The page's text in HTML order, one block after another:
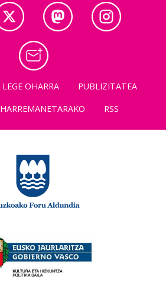
LEGE OHARRA
PUBLIZITATEA
HARREMANETARAKO RSS